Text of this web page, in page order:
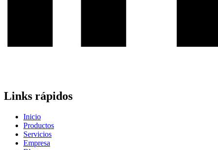
Links rápidos
Inicio
Productos
Servicios
Empresa